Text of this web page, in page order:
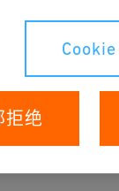
拒绝